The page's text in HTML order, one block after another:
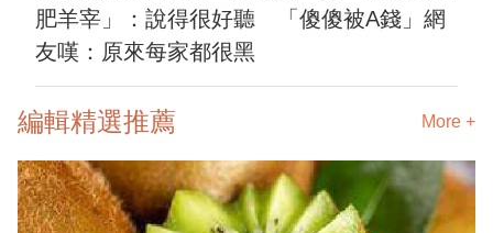
肥羊宰」：說得很好聽 「傻傻被A錢」網
友嘆：原來每家都很黑
編輯精選推薦 More +